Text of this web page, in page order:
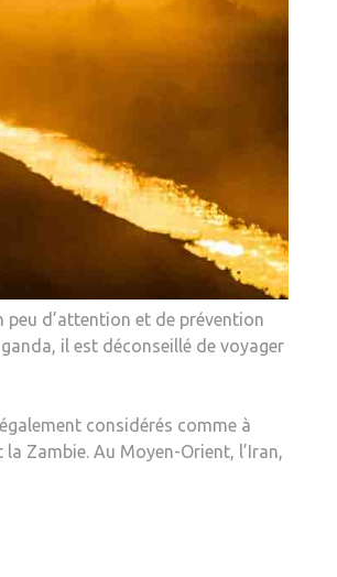
d’attention et de prévention
il est déconseillé de voyager
considérés comme à
Zambie. Au Moyen-Orient, l’Iran,